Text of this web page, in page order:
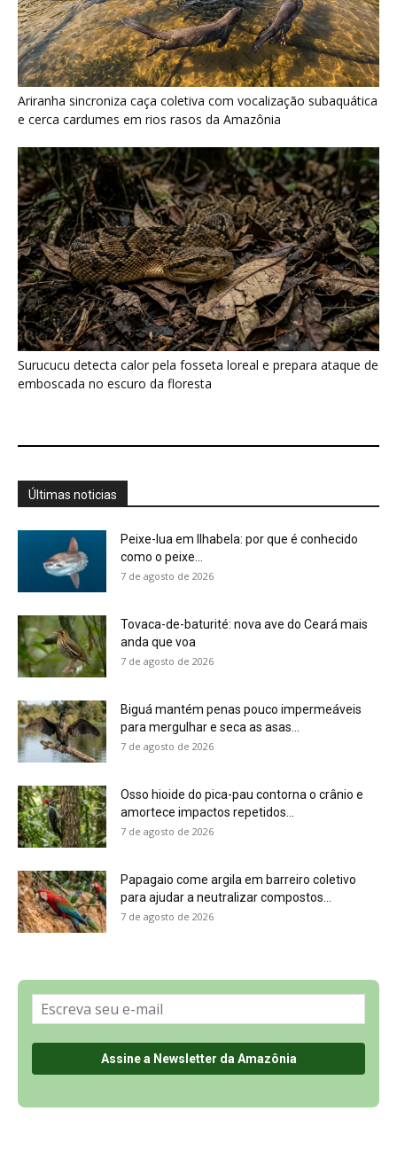
Surucucu detecta calor pela fosseta loreal e prepara ataque de
emboscada no escuro da floresta
Últimas noticias
Peixe-lua em Ilhabela: por que é conhecido
como o peixe...
7 de agosto de 2026
Tovaca-de-baturité: nova ave do Ceará mais
anda que voa
7 de agosto de 2026
Osso hioide do pica-pau contorna o crânio e
7 de agosto de 2026
7 de agosto de 2026
Política de Privacidade, LGPD e RGPD
Últimas Notícias
🌎 Español
©